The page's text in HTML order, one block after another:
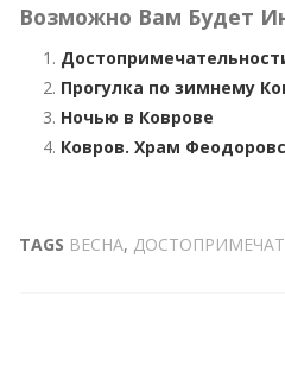
Возможно Вам Будет
Прогулка по зимнему
Ночью в Коврове
Ковров. Храм
TAGS ВЕСНА,